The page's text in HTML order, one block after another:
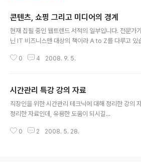
콘텐츠, 쇼핑 그리고 미디어의 경계
현재 집필 중인 웹트렌드 서적의 일부입니다. 전문가
닌 IT 비즈니스맨 대상의 책이라 A to Z를 다루고 있
제가 처음 IT 업계에 발을 들여놓았던 분야는 IT 콘텐
서비스라 하루에도 수 십만명의 사용자들이 방문했습
(어디냐구요? pcBee입니다. ^^)pcBee, K벤치, 브
박스, 테크노아 등의 사이트가 존재하기 전에는 컴퓨터
츠 서비스를 통해 무료로 정보를 얻게 되다보니 폐간되
0 4 2008. 9. 5.
시간관리 특강 강의 자료
직장인을 위한 시간관리 테크닉에 대해 정리한 강의
정리한 자료인데, 유용한 도움이 되시길...
0 2 2008. 5. 28.